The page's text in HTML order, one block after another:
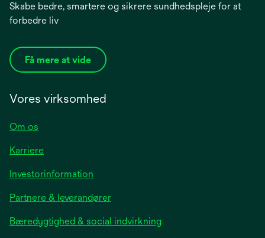
Skabe bedre, smartere og sikrere sundhedspleje for at
forbedre liv
Få mere at vide
Vores virksomhed
Om os
Karriere
Investorinformation
a
new
Partnere & leverandører
Bæredygtighed & social indvirkning